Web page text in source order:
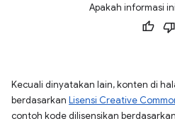
Apakah informasi
Kecuali dinyatakan lain, konten di
berdasarkan Lisensi Creative
contoh kode dilisensikan berdasarkan